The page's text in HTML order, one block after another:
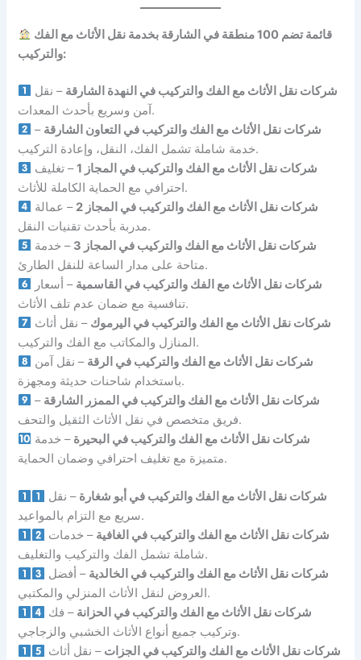
والتركيب:
شركات نقل الأثاث مع الفك والتركيب في النهدة الشارقة – نقل
آمن وسريع بأحدث المعدات.
شركات نقل الأثاث مع الفك والتركيب في التعاون الشارقة –
خدمة شاملة تشمل الفك، النقل، وإعادة التركيب.
شركات نقل الأثاث مع الفك والتركيب في المجاز 1
– تغليف
احترافي مع الحماية الكاملة للأثاث.
شركات نقل الأثاث مع الفك والتركيب في المجاز 2
– عمالة
مدربة بأحدث تقنيات النقل.
شركات نقل الأثاث مع الفك والتركيب في المجاز 3
– خدمة
متاحة على مدار الساعة للنقل الطارئ.
شركات نقل الأثاث مع الفك والتركيب في القاسمية – أسعار
تنافسية مع ضمان عدم تلف الأثاث.
شركات نقل الأثاث مع الفك والتركيب في اليرموك – نقل أثاث
المنازل والمكاتب مع الفك والتركيب.
شركات نقل الأثاث مع الفك والتركيب في الرقة – نقل آمن
باستخدام شاحنات حديثة ومجهزة.
شركات نقل الأثاث مع الفك والتركيب في الممزر الشارقة –
فريق متخصص في نقل الأثاث الثقيل والتحف.
شركات نقل الأثاث مع الفك والتركيب في البحيرة – خدمة
متميزة مع تغليف احترافي وضمان الحماية.
شركات نقل الأثاث مع الفك والتركيب في أبو شغارة – نقل
سريع مع التزام بالمواعيد.
شركات نقل الأثاث مع الفك والتركيب في الغافية – خدمات
شاملة تشمل الفك والتركيب والتغليف.
شركات نقل الأثاث مع الفك والتركيب في الخالدية – أفضل
العروض لنقل الأثاث المنزلي والمكتبي.
شركات نقل الأثاث مع الفك والتركيب في الحزانة – فك
وتركيب جميع أنواع الأثاث الخشبي والزجاجي.
شركات نقل الأثاث مع الفك والتركيب في الجزات – نقل أثاث